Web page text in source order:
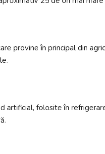
provine în principal din
artificial, folosite în